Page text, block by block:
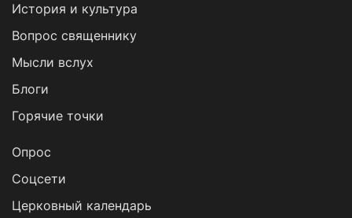
История и культура
Вопрос священнику
Мысли вслух
Блоги
Горячие точки
Опрос
Cоцсети
Церковный календарь